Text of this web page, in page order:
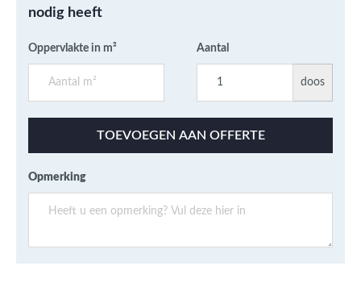
nodig heeft
Oppervlakte in m² Aantal
doos
TOEVOEGEN AAN OFFERTE
Opmerking